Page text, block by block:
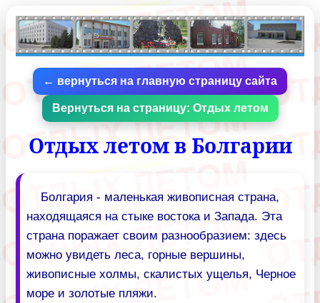
← вернуться на главную страницу сайта
Вернуться на страницу: Отдых летом
Отдых летом в Болгарии
Болгария - маленькая живописная страна,
находящаяся на стыке востока и Запада. Эта
страна поражает своим разнообразием: здесь
можно увидеть леса, горные вершины,
живописные холмы, скалистых ущелья, Черное
море и золотые пляжи.